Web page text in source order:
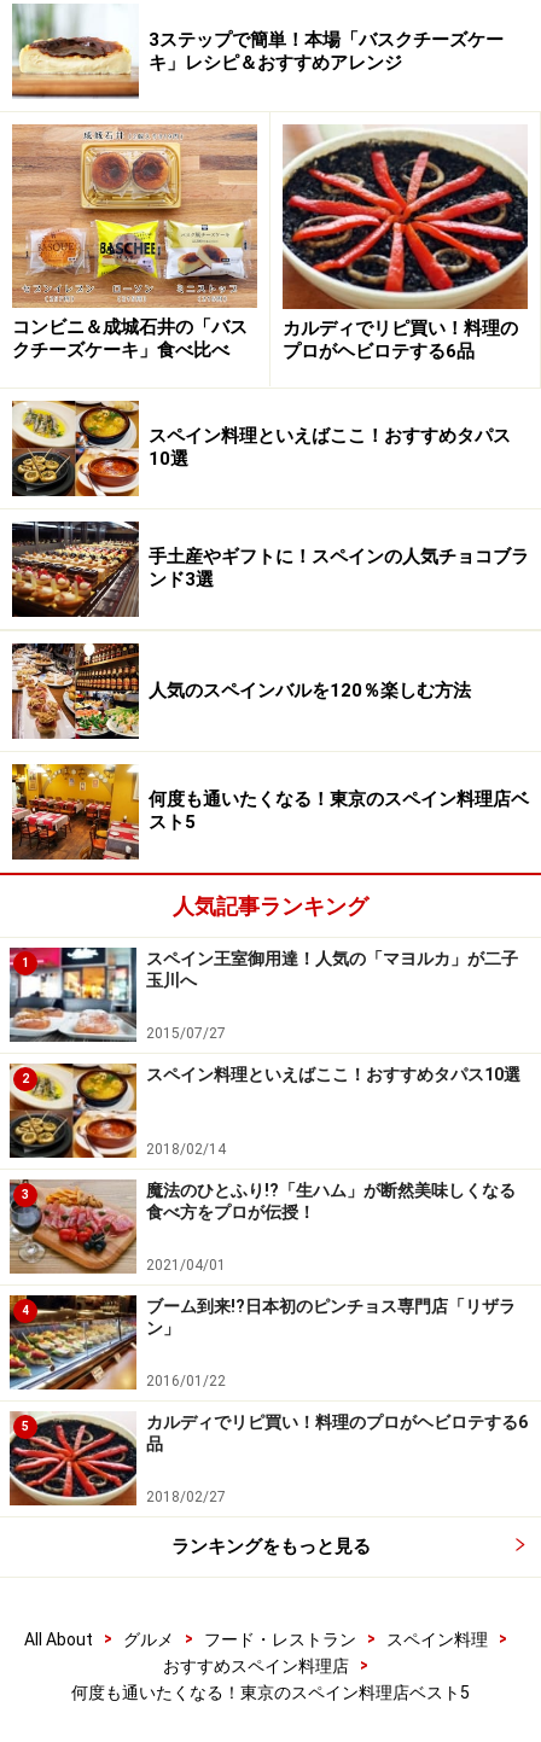
ます。
■マリスケリア ソル
住所：港区六本木2-3-6 セントラルクリブ1F
TEL：03-6277-7364
営業時間：ランチ11:30～14:00（月～金）ディナー18:00
～24:00（月～土）
地図：Yahoo!地図情報
関連記事：シーフード料理に特化した六本木のスペイン
バル
カタルーニャ厨房 CASA MALLA カサマイ
ヤ／玉川学園
以前著書では「パエリアの美味しい店」としてご紹介し
ましたが、ともこシェフはもともとパティシエだったこ
ともありスイーツもお得意。
「カサマイヤ」ともこシェフのフラン、素朴な味わいにファ
ン急増中
「私を狂わせるフラン」は、食感は柔らかだけど食べご
たえもしっかり感じられる味わい。シェフが「本気で世
界一を目指してる」と言うこのフラン、普段は甘い物は
食べない酒飲みさんからも好評です。
■カサマイヤ
住所：町田市玉川学園2-1-29グローリア玉川学園1F
TEL：042-851-7519
営業時間：ランチ12:00～14:00（木・日のみ要予約）デ
ィナー18:00～22:00
地図：Yahoo!地図情報
関連記事：うっとり！女性パティシエが作る繊細なスペ
イン料理
アロセリア サル イ アモール（ARROCERIA
SAL Y AMOR）／代官山
ミシュランガイド、ビブグルマンを2年連続獲得、日本
初のアロセリア（米料理専門店）。パエリアはもちろ
ん、スペインの郷土色豊かな米料理が勢ぞろい。スペイ
ン通も足しげく通う人気店です。
見た目も美味しさもゴージャス！「オマール海老のパエリ
ガツンと濃厚なだしで炊かれた米は、まるでワインを楽
しむ為の料理。ひと口で今までのパエリアの世界観を覆
3ステップで簡単！本場「バスクチーズケー
キ」レシピ＆おすすめアレンジ
コンビニ＆成城石井の「バス
クチーズケーキ」食べ比べ
カルディでリピ買い！料理の
プロがヘビロテする6品
スペイン料理といえばここ！おすすめタパス
10選
手土産やギフトに！スペインの人気チョコブラ
ンド3選
人気のスペインバルを120％楽しむ方法
何度も通いたくなる！東京のスペイン料理店ベ
スト5
人気記事ランキング
1
スペイン王室御用達！人気の「マヨルカ」が二子
玉川へ
2015/07/27
2 スペイン料理といえばここ！おすすめタパス10選
2018/02/14
3
魔法のひとふり!?「生ハム」が断然美味しくなる
食べ方をプロが伝授！
2021/04/01
4
ブーム到来!?日本初のピンチョス専門店「リザラ
ン」
2016/01/22
5
カルディでリピ買い！料理のプロがヘビロテする6
品
2018/02/27
ランキングをもっと見る
All About > グルメ > フード・レストラン > スペイン料理
>
おすすめスペイン料理店
>
何度も通いたくなる！東京のスペイン料理店ベスト5